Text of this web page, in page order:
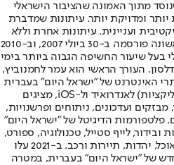
מתוך האמונה שהציבור הישראלי
יותר ומדויקת יותר. עיתונות שמדברת
ועניינית. עיתונות אחרת וללא
תשלום. המהדורה המודפסת הראשונה פורסמה ב-30 ביולי 2007, וב-2010
בעל שיעור החשיפה הגבוה ביותר בימי
העורך הראשי הוא עמר לחמנוביץ,
האינטרנט של "ישראל היום" בעברית
ובאנגלית, כמו כן היישומונים (אפליקציות) לאנדרואיד ול-iOS, מציגים
ועדכונים, ניתוחים ופרשנויות,
פלטפורמות הדיגיטל של "ישראל היום"
לייף סטייל, טכנולוגיה, ספורט,
כלכלה וצרכנות, בריאות, חיילים, אוכל, יהדות, תיירות ורכב. ב-2021 עלו
של "ישראל היום" בעברית, במטרה